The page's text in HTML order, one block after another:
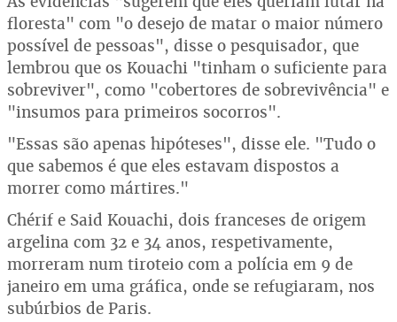
floresta" com "o desejo de matar o maior número
possível de pessoas", disse o pesquisador, que
lembrou que os Kouachi "tinham o suficiente para
sobreviver", como "cobertores de sobrevivência" e
"insumos para primeiros socorros".
"Essas são apenas hipóteses", disse ele. "Tudo o
que sabemos é que eles estavam dispostos a
morrer como mártires."
Chérif e Said Kouachi, dois franceses de origem
argelina com 32 e 34 anos, respetivamente,
morreram num tiroteio com a polícia em 9 de
janeiro em uma gráfica, onde se refugiaram, nos
subúrbios de Paris.